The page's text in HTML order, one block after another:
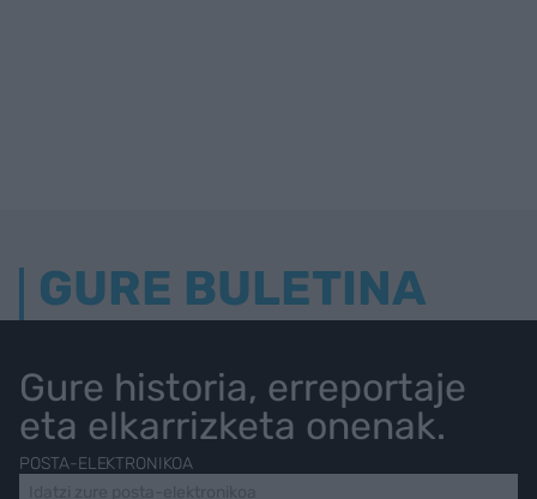
GURE BULETINA
Gure historia, erreportaje
eta elkarrizketa onenak.
POSTA-ELEKTRONIKOA